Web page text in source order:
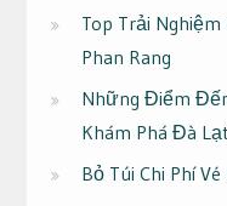
Top Trải
Phan Rang
Những Điểm
Khám Phá Đà
Bỏ Túi Chi Phí